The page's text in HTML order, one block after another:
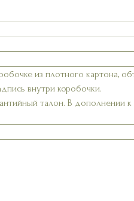
из плотного картона,
внутри коробочки.
талон. В дополнении